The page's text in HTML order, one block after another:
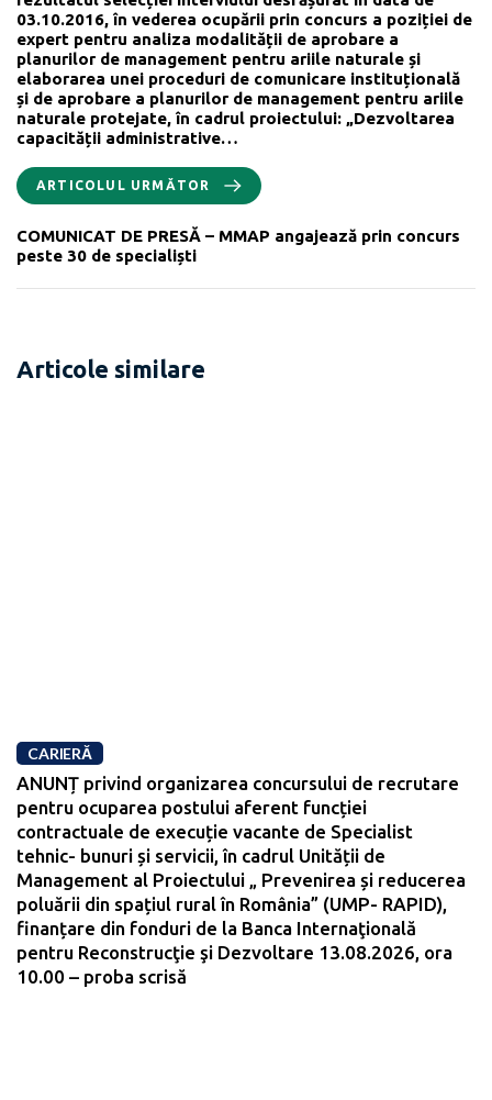
03.10.2016, în vederea ocupării prin concurs a poziției de
expert pentru analiza modalității de aprobare a
planurilor de management pentru ariile naturale și
elaborarea unei proceduri de comunicare instituțională
și de aprobare a planurilor de management pentru ariile
naturale protejate, în cadrul proiectului: „Dezvoltarea
capacității administrative…
ARTICOLUL URMĂTOR
COMUNICAT DE PRESĂ – MMAP angajează prin concurs
peste 30 de specialiști
Articole similare
CARIERĂ
ANUNȚ privind organizarea concursului de recrutare
pentru ocuparea postului aferent funcției
contractuale de execuție vacante de Specialist
tehnic- bunuri și servicii, în cadrul Unității de
Management al Proiectului „ Prevenirea și reducerea
poluării din spațiul rural în România” (UMP- RAPID),
finanțare din fonduri de la Banca Internaţională
pentru Reconstrucţie şi Dezvoltare 13.08.2026, ora
10.00 – proba scrisă